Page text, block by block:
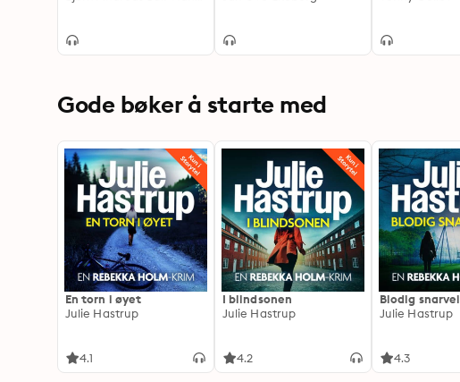
Gode bøker å starte med
En torn i øyet
Julie Hastrup
4.1
I blindsonen
Julie Hastrup
4.2
Blodig snarvei
Julie Hastrup
4.3